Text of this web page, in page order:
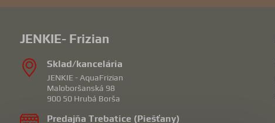
JENKIE- Frizian
Sklad/kancelária
JENKIE - AquaFrizian
Maloboršanská 98
900 50 Hrubá Borša
Predajňa Trebatice (Piešťany)